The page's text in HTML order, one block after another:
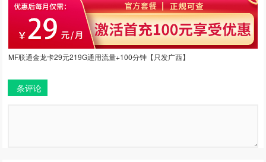
MF联通金龙卡29元219G通用流量+100分钟【只发广西】
条评论